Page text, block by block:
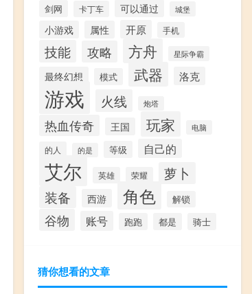
剑网 卡丁车 可以通过 城堡
小游戏 属性 开原 手机
技能 攻略 方舟 星际争霸
最终幻想 模式 武器 洛克
游戏 火线 炮塔
热血传奇 王国 玩家 电脑
的人 的是 等级 自己的
艾尔 英雄 荣耀
萝卜
装备
西游 角色 解锁
谷物 账号 跑跑 都是 骑士
猜你想看的文章